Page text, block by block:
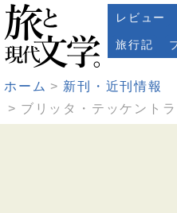
レビュー
旅行記
ホーム
新刊・近刊情報
ブリッタ・テッケント